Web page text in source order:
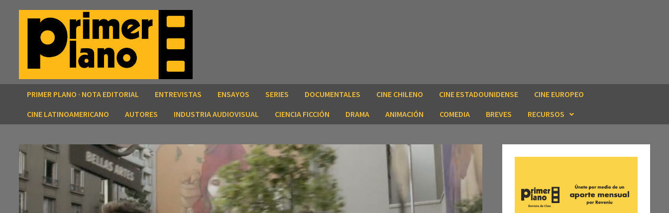
PRIMER PLANO · NOTA EDITORIAL ENTREVISTAS ENSAYOS SERIES DOCUMENTALES CINE CHILENO CINE ESTADOUNIDENSE
CINE EUROPEO
CINE LATINOAMERICANO
AUTORES INDUSTRIA AUDIOVISUAL CIENCIA FICCIÓN DRAMA ANIMACIÓN COMEDIA BREVES RECURSOS